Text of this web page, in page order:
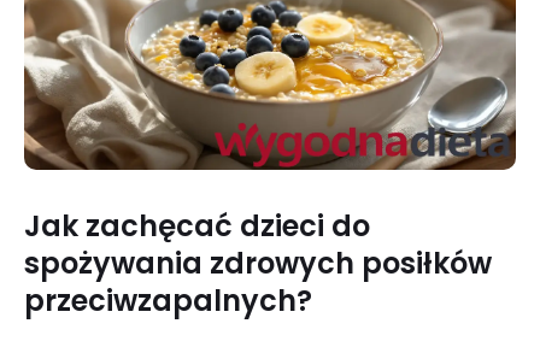
Jak zachęcać dzieci do
spożywania zdrowych posiłków
przeciwzapalnych?